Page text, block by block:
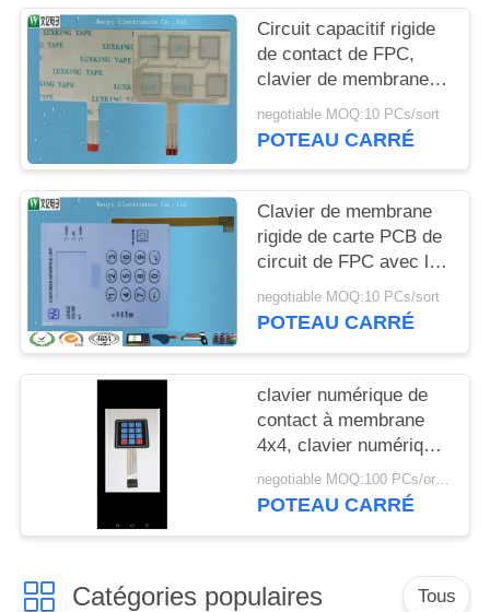
DU
SITE
PRIVACY
POLICY
Circuit capacitif rigide
de contact de FPC,
clavier de membrane
fin de carte PCB de la
texture V150
negotiable MOQ:10 PCs/sort
POTEAU CARRÉ
Clavier de membrane
rigide de carte PCB de
circuit de FPC avec le
recouvrement fin de la
texture V150
negotiable MOQ:10 PCs/sort
POTEAU CARRÉ
clavier numérique de
contact à membrane
4x4, clavier numérique
de matrice de
membrane de dôme en
negotiable MOQ:100 PCs/ordre
POTEAU CARRÉ
Catégories populaires Tous